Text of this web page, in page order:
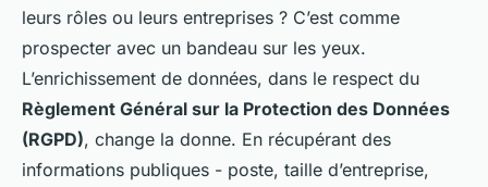
leurs rôles ou leurs entreprises ? C’est comme
prospecter avec un bandeau sur les yeux.
L’enrichissement de données, dans le respect du
Règlement Général sur la Protection des Données
(RGPD), change la donne. En récupérant des
informations publiques - poste, taille d’entreprise,